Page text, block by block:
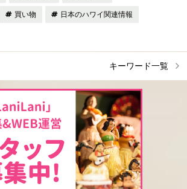
買い物 日本のハワイ関連情報
キーワード一覧